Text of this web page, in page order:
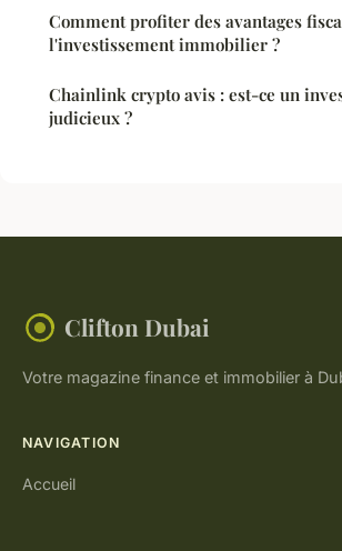
Comment profiter des avantages
l'investissement immobilier ?
Chainlink crypto avis : est-ce un
judicieux ?
Clifton Dubai
Votre magazine finance et immobilier à
NAVIGATION
Accueil